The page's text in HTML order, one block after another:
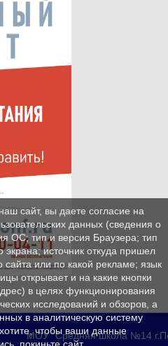
МОУ "Средняя школа №14
сайт, вы даете согласие на
данных (сведения о
ОС; тип и версия Браузера; тип
экрана; источник откуда пришел
сайта или по какой рекламе; язык
открывает и на какие кнопки
в целях функционирования
исследований и обзоров, а
в аналитическую систему
чтобы ваши данные